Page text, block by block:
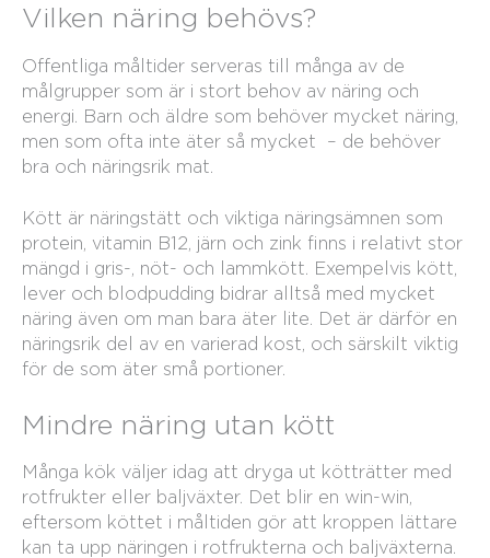
Vilken näring behövs?
Offentliga måltider serveras till många av de
målgrupper som är i stort behov av näring och
energi. Barn och äldre som behöver mycket näring,
men som ofta inte äter så mycket – de behöver
bra och näringsrik mat.
Kött är näringstätt och viktiga näringsämnen som
protein, vitamin B12, järn och zink finns i relativt stor
mängd i gris-, nöt- och lammkött. Exempelvis kött,
lever och blodpudding bidrar alltså med mycket
näring även om man bara äter lite. Det är därför en
näringsrik del av en varierad kost, och särskilt viktig
för de som äter små portioner.
Mindre näring utan kött
Många kök väljer idag att dryga ut kötträtter med
rotfrukter eller baljväxter. Det blir en win-win,
eftersom köttet i måltiden gör att kroppen lättare
kan ta upp näringen i rotfrukterna och baljväxterna.